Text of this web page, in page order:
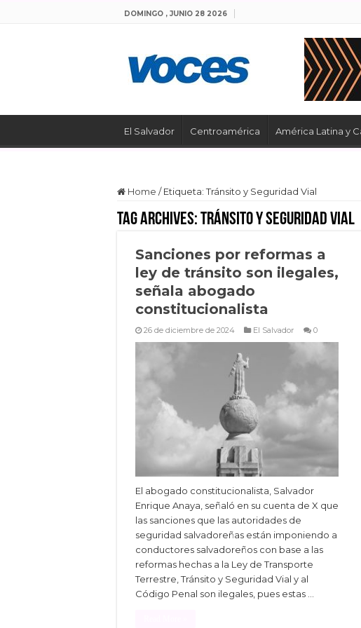
DOMINGO , JUNIO 28 2026
El Salvador Centroamérica América Latina y
Home / Etiqueta:Tránsito y Seguridad Vial
Tag Archives:Tránsito y Seguridad Vial
Sanciones por reformas a
ley de tránsito son ilegales,
señala abogado
constitucionalista
26 de diciembre de 2024 El Salvador 0
El abogado constitucionalista, Salvador
Enrique Anaya, señaló en su cuenta de X que
las sanciones que las autoridades de
seguridad salvadoreñas están imponiendo a
conductores salvadoreños con base a las
reformas hechas a la Ley de Transporte
Terrestre, Tránsito y Seguridad Vial y al
Código Penal son ilegales, pues estas …